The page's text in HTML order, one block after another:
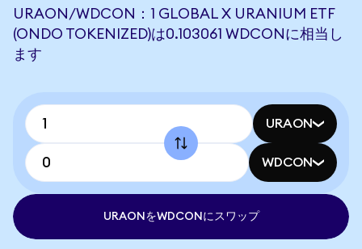
URAON/WDCON：1 GLOBAL X URANIUM ETF
(ONDO TOKENIZED)は0.103061 WDCONに相当し
ます
URAON
WDCON
URAONをWDCONにスワップ